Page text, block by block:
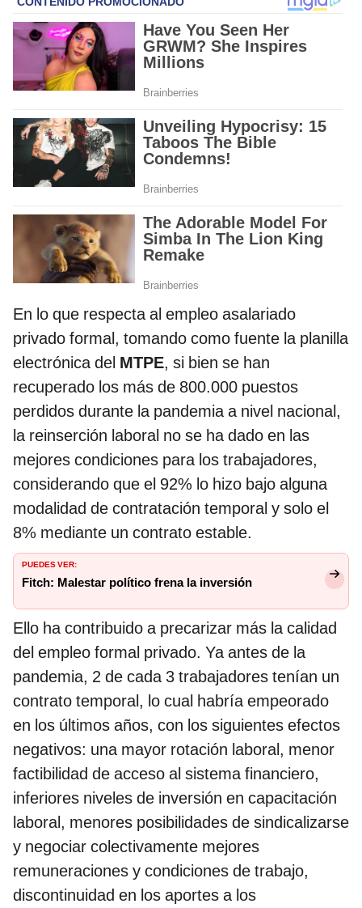
En lo que respecta al empleo asalariado
privado formal, tomando como fuente la planilla
electrónica del MTPE, si bien se han
recuperado los más de 800.000 puestos
perdidos durante la pandemia a nivel nacional,
la reinserción laboral no se ha dado en las
mejores condiciones para los trabajadores,
considerando que el 92% lo hizo bajo alguna
modalidad de contratación temporal y solo el
8% mediante un contrato estable.
PUEDES VER:
Fitch: Malestar político frena la inversión
Ello ha contribuido a precarizar más la calidad
del empleo formal privado. Ya antes de la
pandemia, 2 de cada 3 trabajadores tenían un
contrato temporal, lo cual habría empeorado
en los últimos años, con los siguientes efectos
negativos: una mayor rotación laboral, menor
factibilidad de acceso al sistema financiero,
inferiores niveles de inversión en capacitación
laboral, menores posibilidades de sindicalizarse
y negociar colectivamente mejores
remuneraciones y condiciones de trabajo,
discontinuidad en los aportes a los